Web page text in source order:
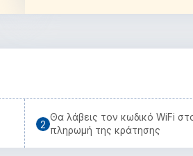
Θα λάβεις τον κωδικό WiFi
πληρωμή της κράτησης